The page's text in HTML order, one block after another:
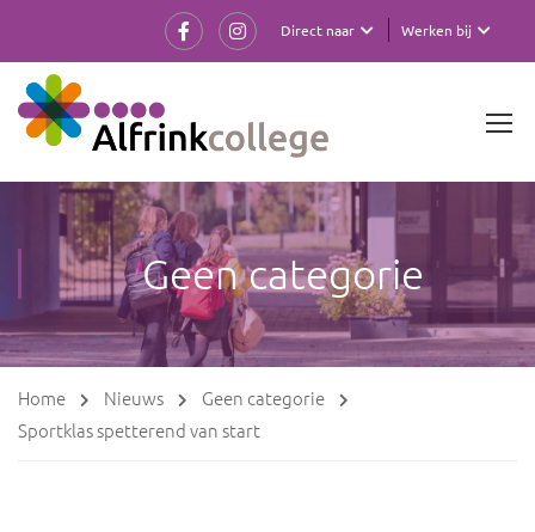
Werken bij
Direct naar
Geen categorie
Home Nieuws
Geen categorie
Sportklas spetterend van start